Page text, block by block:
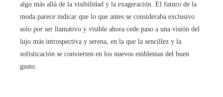
algo más allá de la visibilidad y la exageración. El futuro de la
moda parece indicar que lo que antes se consideraba exclusivo
solo por ser llamativo y visible ahora cede paso a una visión del
lujo más introspectiva y serena, en la que la sencillez y la
sofisticación se convierten en los nuevos emblemas del buen
gusto.